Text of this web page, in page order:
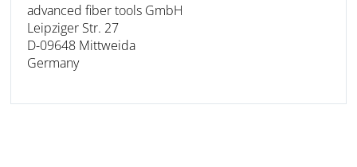
advanced fiber tools GmbH
Leipziger Str. 27
D-09648 Mittweida
Germany